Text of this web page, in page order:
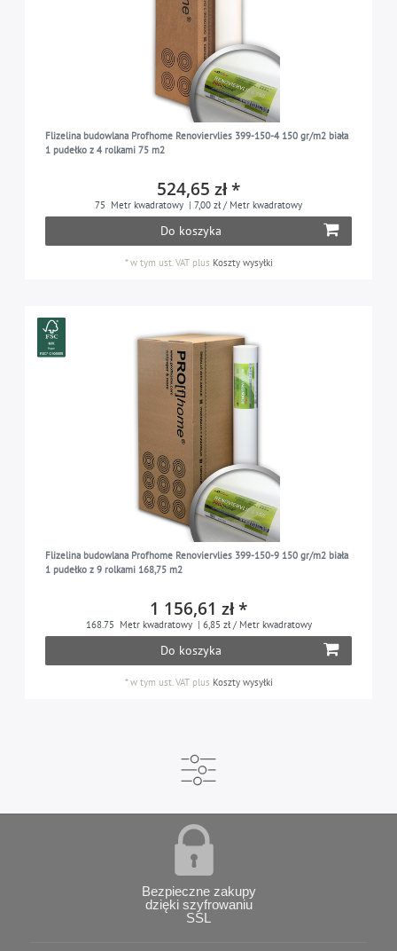
Flizelina budowlana Profhome Renoviervlies 399-150-4 150 gr/m2 biała
1 pudełko z 4 rolkami 75 m2
524,65 zł *
75 Metr kwadratowy | 7,00 zł / Metr kwadratowy
Do koszyka
*w tym ust. VATplus Koszty wysyłki
Flizelina budowlana Profhome Renoviervlies 399-150-9 150 gr/m2 biała
1 pudełko z 9 rolkami 168,75 m2
1 156,61 zł *
168.75 Metr kwadratowy | 6,85 zł / Metr kwadratowy
Do koszyka
*w tym ust. VATplus Koszty wysyłki
Bezpieczne zakupy
dzięki szyfrowaniu
SSL